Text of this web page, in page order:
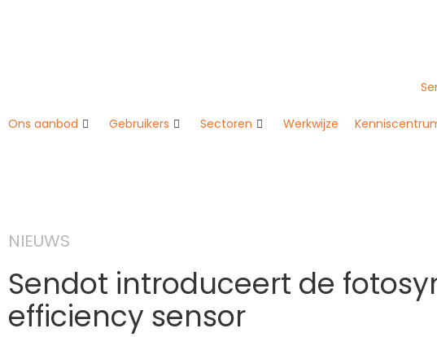
Ons aanbod Gebruikers Sectoren Werkwijze
NIEUWS
Sendot introduceert de
efficiency sensor